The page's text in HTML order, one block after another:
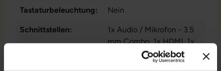
Tastaturbeleuchtung: Nein
Schnittstellen:
1x Audio / Mikrofon - 3.5
mm Combo, 1x HDMI, 1x
LAN RJ-45, 1x SD-
, 1x W-LAN
Mehr anzeigen